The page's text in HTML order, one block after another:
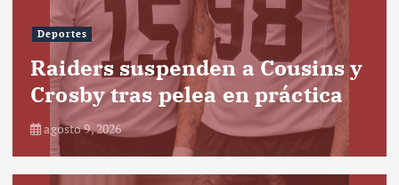
Deportes
Raiders suspenden a Cousins y
Crosby tras pelea en práctica
agosto 9, 2026